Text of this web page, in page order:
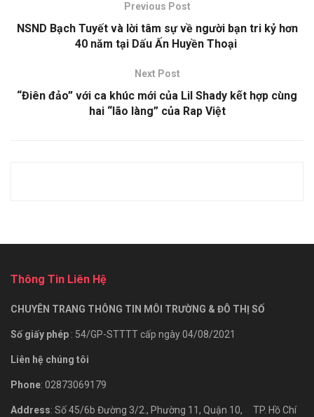
Previous Post
NSND Bạch Tuyết và lời tâm sự về người bạn tri kỷ hơn
40 năm tại Dấu Ấn Huyền Thoại
Next Post
“Điên đảo” với ca khúc mới của Lil Shady kết hợp cùng
hai “lão làng” của Rap Việt
Thông Tin Liên Hệ
CHUYÊN TRANG THÔNG TIN MÔI TRƯỜNG & ĐÔ THỊ SỐ
Số giấy phép : 54/GP-STTTT cấp ngày 04/08/2021
Liên hệ chúng tôi
Phone: 02873069179
Address: Số 45/6b Đường 3/2., Phường 11, Quận 10, TP. Hồ Chí